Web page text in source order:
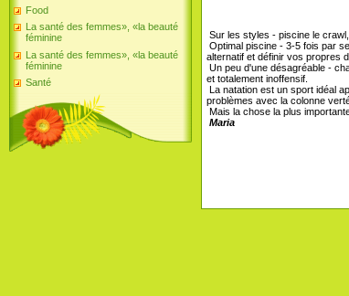
Food
La santé des femmes», «la beauté
féminine
La santé des femmes», «la beauté
féminine
Santé
Sur les styles - piscine le
Optimal piscine - 3-5 fois par
alternatif et définir vos propres
Un peu d'une désagréable -
et totalement inoffensif.
La natation est un sport idéal
problèmes avec la colonne
Mais la chose la plus
Maria